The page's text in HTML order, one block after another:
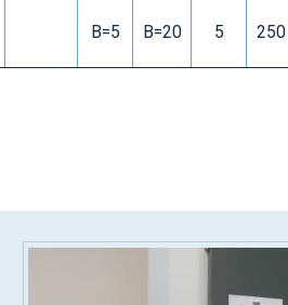
B=5 B=20 5 250